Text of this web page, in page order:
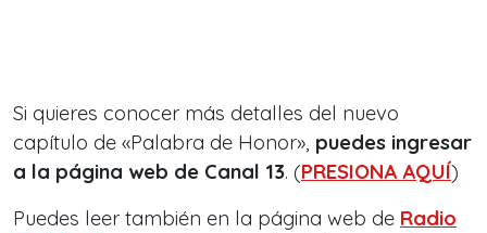
Si quieres conocer más detalles del nuevo
capítulo de «Palabra de Honor», puedes ingresar
a la página web de Canal 13. (PRESIONA AQUÍ)
Puedes leer también en la página web de Radio